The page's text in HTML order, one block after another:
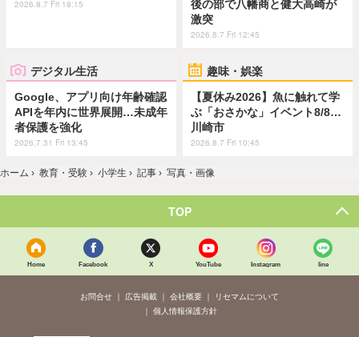
2026.8.7 Fri 18:15
後の部で八幡商と健大高崎が
激突
2026.8.7 Fri 12:45
デジタル生活
Google、アプリ向け年齢確認
APIを年内に世界展開…未成年
者保護を強化
2026.7.31 Fri 13:45
趣味・娯楽
【夏休み2026】魚に触れて学
ぶ「おさかな」イベント8/8…
川崎市
2026.8.7 Fri 10:45
ホーム › 教育・受験 › 小学生 › 記事 › 写真・画像
TOP
Home Facebook X YouTube Instagram line
お問合せ 広告掲載 会社概要
リセマムについて
個人情報保護方針